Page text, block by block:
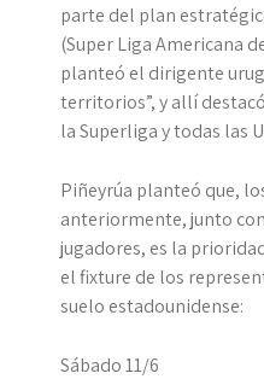
parte del plan
(Super Liga Americana
planteó el dirigente
territorios”, y allí
la Superliga y todas las
Piñeyrúa planteó que,
anteriormente, junto
jugadores, es la
el fixture de los
suelo estadounidense:
Sábado 11/6